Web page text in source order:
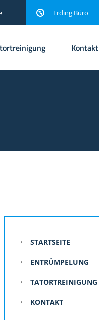
Erding Büro
Kontakt
STARTSEITE
ENTRÜMPELUNG
TATORTREINIGUNG
KONTAKT